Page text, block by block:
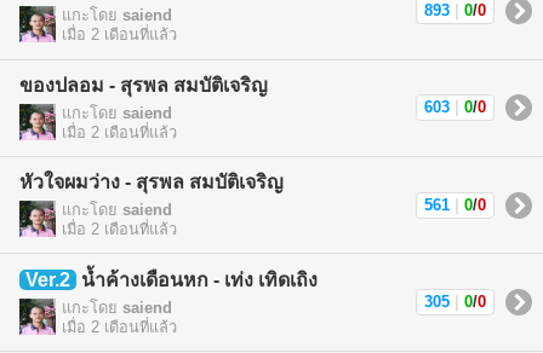
แกะโดย saiend
เมื่อ 2 เดือนที่แล้ว
893 0/0
ของปลอม - สุรพล สมบัติเจริญ
แกะโดย saiend
เมื่อ 2 เดือนที่แล้ว
603 0/0
หัวใจผมว่าง - สุรพล สมบัติเจริญ
แกะโดย saiend
เมื่อ 2 เดือนที่แล้ว
561 0/0
Ver.2 น้ำค้างเดือนหก - เท่ง เทิดเถิง
แกะโดย saiend
เมื่อ 2 เดือนที่แล้ว
305 0/0